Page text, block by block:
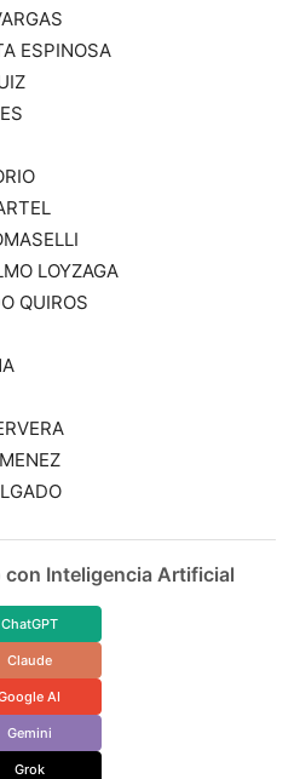
ESPINOSA
LOYZAGA
QUIROS
Inteligencia Artificial
ChatGPT
Claude
AI
Gemini
Grok